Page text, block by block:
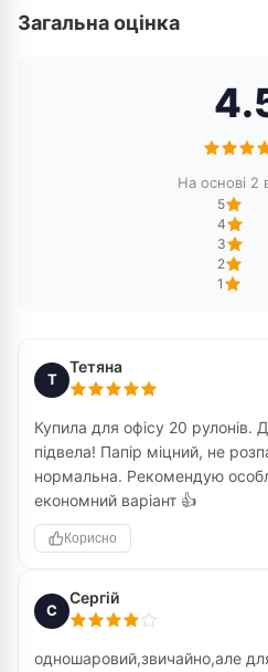
Загальна оцінка
На основі 2
5
4
3
2
1
Т
Тетяна
Купила для офісу 20 рулонів.
підвела! Папір міцний, не
нормальна. Рекомендую
економний варіант 👍
Корисно
С
Сергій
одношаровий,звичайно,але